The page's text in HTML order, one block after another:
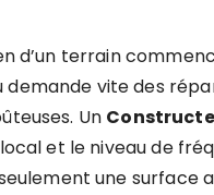
d’un terrain
vite des
Un
et le niveau de
une surface